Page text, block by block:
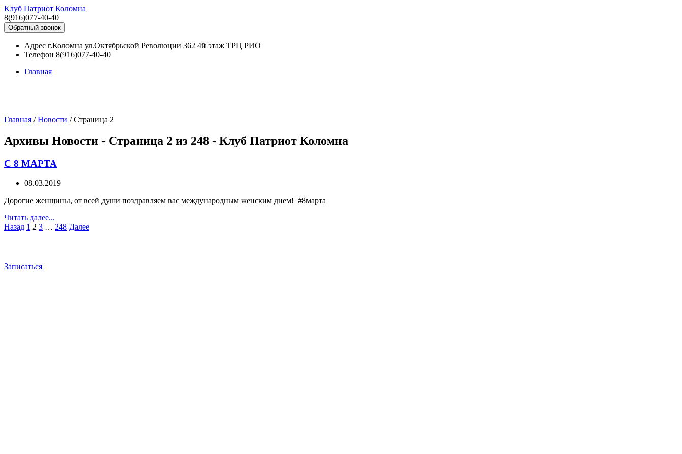
Клуб Патриот Коломна
8(916)077-40-40
Обратный звонок
Адрес г.Коломна ул.Октябрьской Революции 362 4й этаж ТРЦ РИО
Телефон 8(916)077-40-40
Главная
Главная /Новости /Страница 2
Архивы Новости - Страница 2 из 248 - Клуб Патриот Коломна
C 8 МАРТА
08.03.2019
Дорогие женщины, от всей души поздравляем вас международным женским днем! #8марта
Читать далее...
Пагинация
Назад 1 2 3 … 248 Далее
Записаться